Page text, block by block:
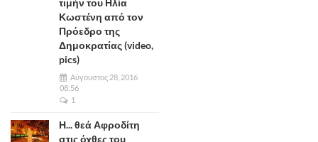
τιμήν του Ηλία
Κωστένη από τον
Πρόεδρο της
Δημοκρατίας (video,
pics)
Αύγουστος 28, 2016
08:56
1
Η... θεά Αφροδίτη
στις όχθες του